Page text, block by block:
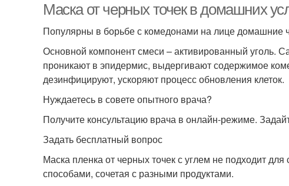
Маска от черных точек в домашних
Популярны в борьбе с комедонами на лице домашние
Основной компонент смеси – активированный уголь.
проникают в эпидермис, выдергивают содержимое
дезинфицируют, ускоряют процесс обновления клеток.
Нуждаетесь в совете опытного врача?
Получите консультацию врача в онлайн-режиме.
Задать бесплатный вопрос
Маска пленка от черных точек с углем не подходит
способами, сочетая с разными продуктами.